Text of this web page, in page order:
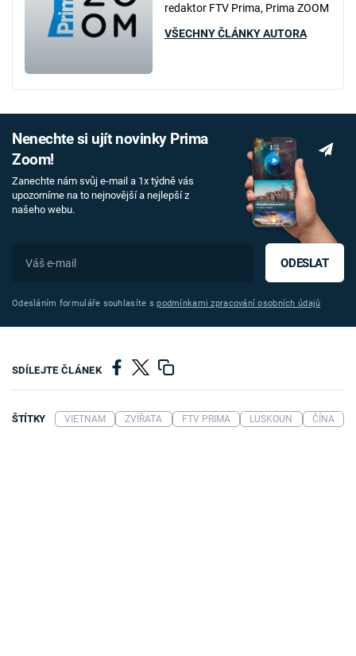
redaktor FTV Prima, Prima ZOOM
VŠECHNY ČLÁNKY AUTORA
Nenechte si ujít novinky Prima
Zoom!
Zanechte nám svůj e-mail a 1x týdně vás
upozorníme na to nejnovější a nejlepší z
našeho webu.
ODESLAT
Odesláním formuláře souhlasíte spodmínkami zpracování osobních údajů
SDÍLEJTE ČLÁNEK
ŠTÍTKY VIETNAM ZVÍŘATA FTV PRIMA LUSKOUN ČÍNA